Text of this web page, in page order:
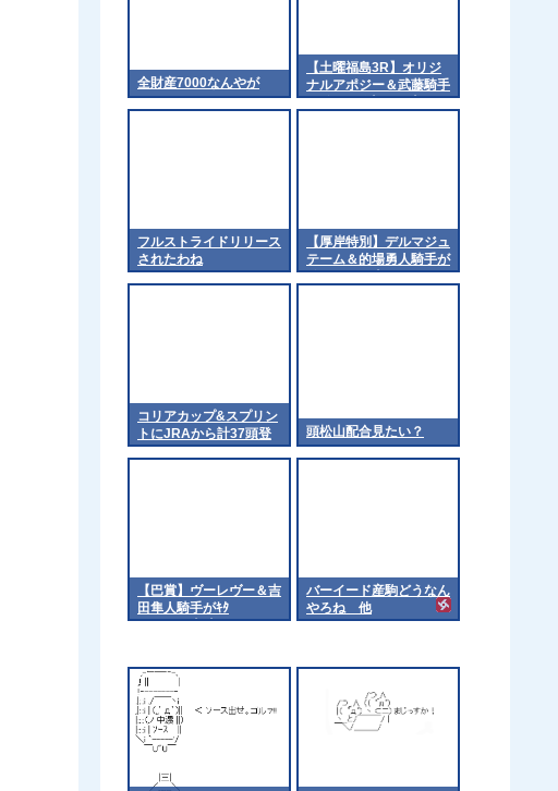
全財産7000なんやが
【土曜福島3R】オリジ
ナルアポジー＆武藤騎手
がｷﾀ━━☆ﾟ･*:｡.:(ﾟ
フルストライドリリース
されたわね
【厚岸特別】デルマジュ
テーム＆的場勇人騎手が
ｷﾀ━━━━(ﾟ
コリアカップ&スプリン
トにJRAから計37頭登
録
頭松山配合見たい？
【巴賞】ヴーレヴー＆吉
田隼人騎手がｷﾀ
━━━━(ﾟ∀ﾟ)━━━━!!
バーイード産駒どうなん
やろね 他